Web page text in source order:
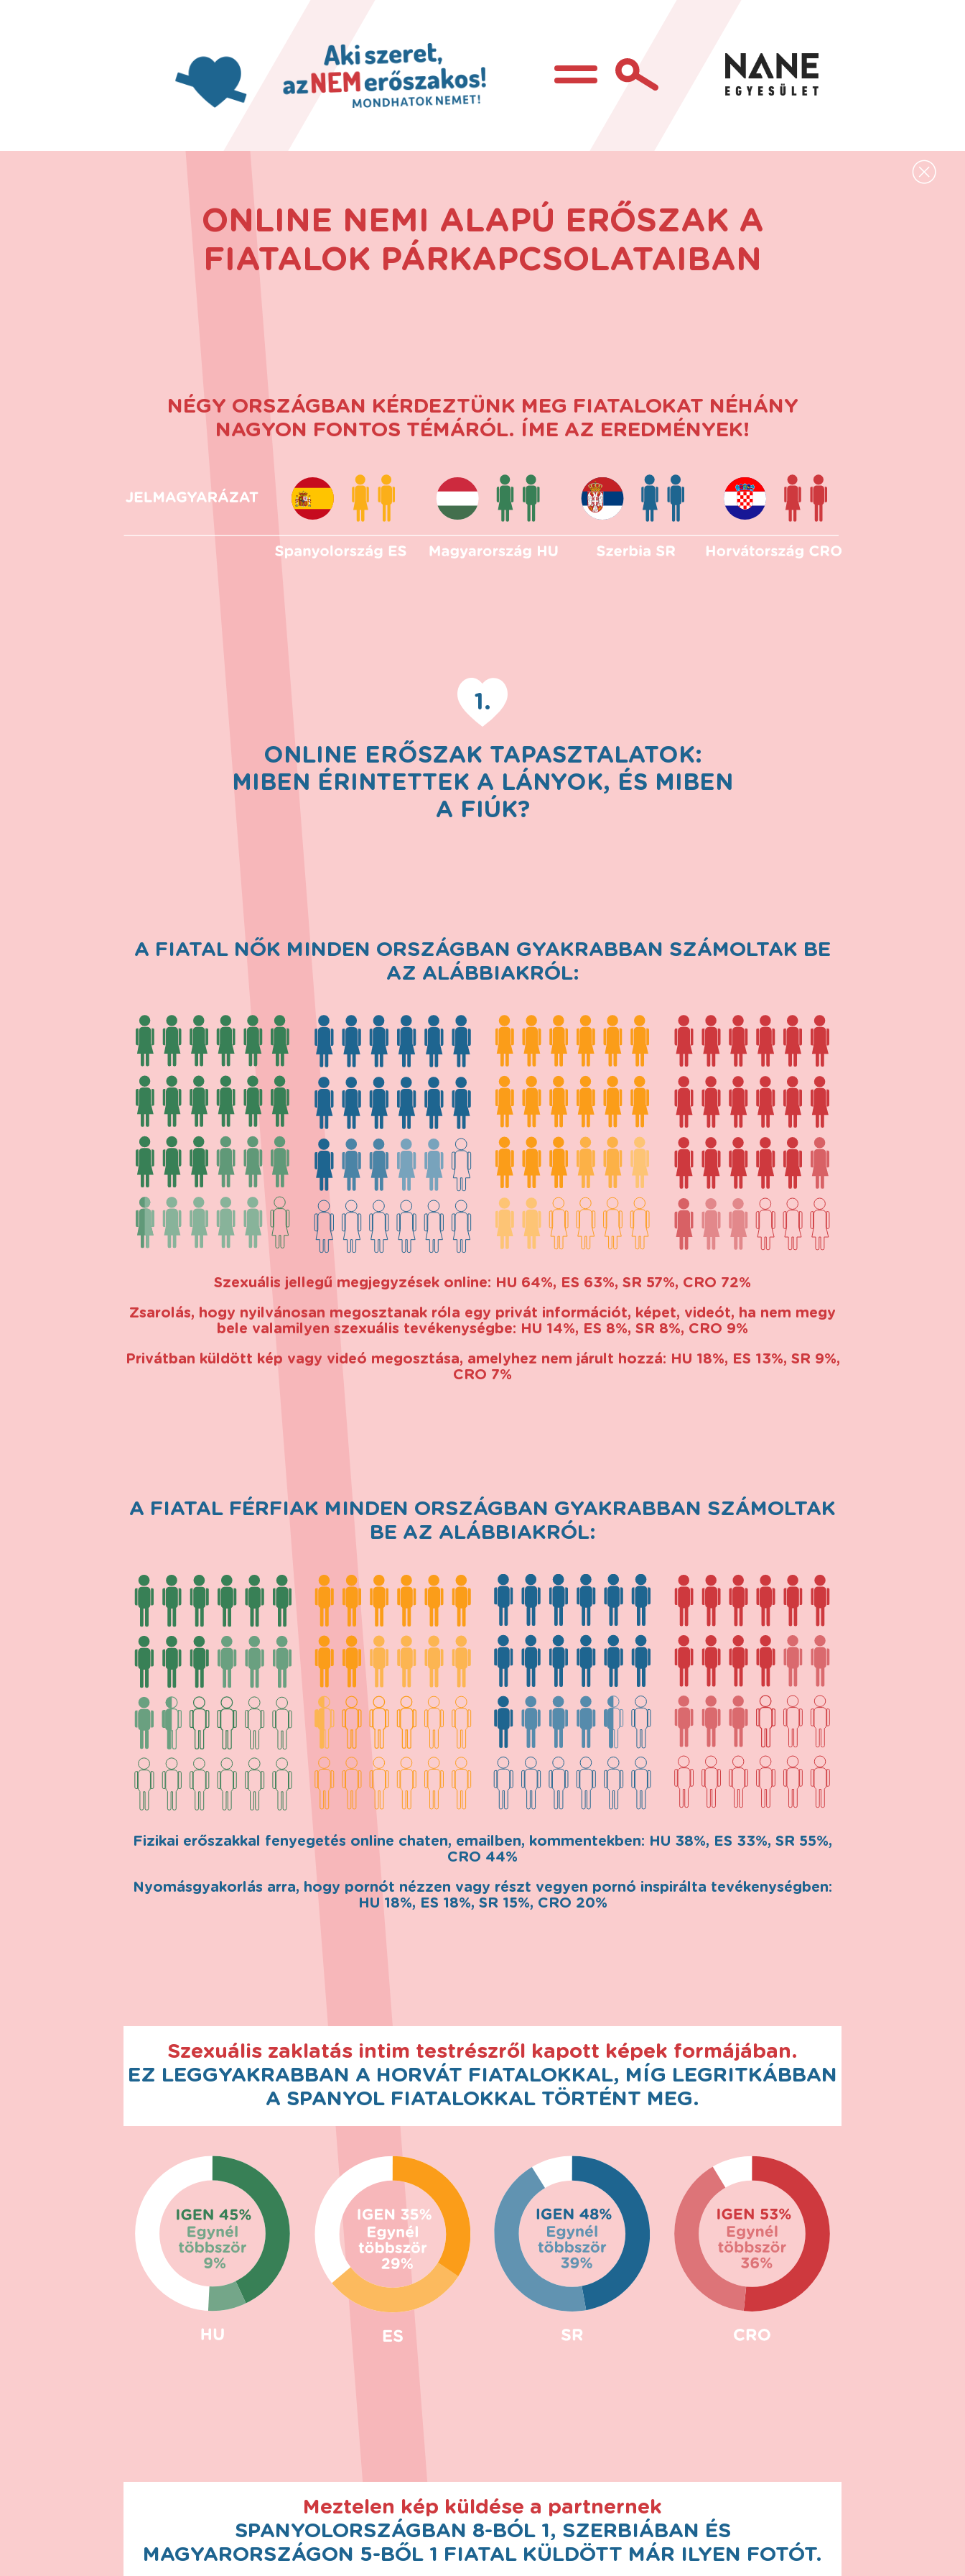
ONLINE NEMI ALAPÚ ERŐSZAK A
FIATALOK PÁRKAPCSOLATAIBAN
NÉGY ORSZÁGBAN KÉRDEZTÜNK MEG FIATALOKAT NÉHÁNY
NAGYON FONTOS TÉMÁRÓL. ÍME AZ EREDMÉNYEK!
1.
ONLINE ERŐSZAK TAPASZTALATOK:
MIBEN ÉRINTETTEK A LÁNYOK, ÉS MIBEN
A FIÚK?
A FIATAL NŐK MINDEN ORSZÁGBAN GYAKRABBAN SZÁMOLTAK BE
AZ ALÁBBIAKRÓL:
Szexuális jellegű megjegyzések online: HU 64%, ES 63%, SR 57%, CRO 72%
Zsarolás, hogy nyilvánosan megosztanak róla egy privát információt, képet, videót, ha nem megy
bele valamilyen szexuális tevékenységbe: HU 14%, ES 8%, SR 8%, CRO 9%
Privátban küldött kép vagy videó megosztása, amelyhez nem járult hozzá: HU 18%, ES 13%, SR 9%,
CRO 7%
A FIATAL FÉRFIAK MINDEN ORSZÁGBAN GYAKRABBAN SZÁMOLTAK
BE AZ ALÁBBIAKRÓL:
Fizikai erőszakkal fenyegetés online chaten, emailben, kommentekben: HU 38%, ES 33%, SR 55%,
CRO 44%
Nyomásgyakorlás arra, hogy pornót nézzen vagy részt vegyen pornó inspirálta tevékenységben:
HU 18%, ES 18%, SR 15%, CRO 20%
Szexuális zaklatás intim testrészről kapott képek formájában.
EZ LEGGYAKRABBAN A HORVÁT FIATALOKKAL, MÍG LEGRITKÁBBAN
A SPANYOL FIATALOKKAL TÖRTÉNT MEG.
Meztelen kép küldése a partnernek
SPANYOLORSZÁGBAN 8-BÓL 1, SZERBIÁBAN ÉS
MAGYARORSZÁGON 5-BŐL 1 FIATAL KÜLDÖTT MÁR ILYEN FOTÓT.